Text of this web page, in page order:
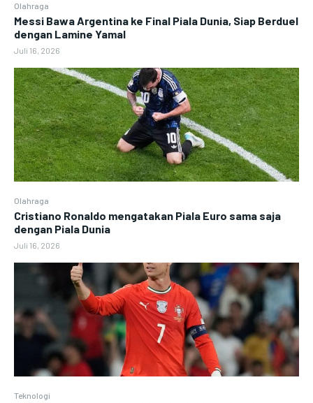
Olahraga
Messi Bawa Argentina ke Final Piala Dunia, Siap Berduel
dengan Lamine Yamal
Juli 16, 2026
Olahraga
Cristiano Ronaldo mengatakan Piala Euro sama saja
dengan Piala Dunia
Juli 16, 2026
Teknologi